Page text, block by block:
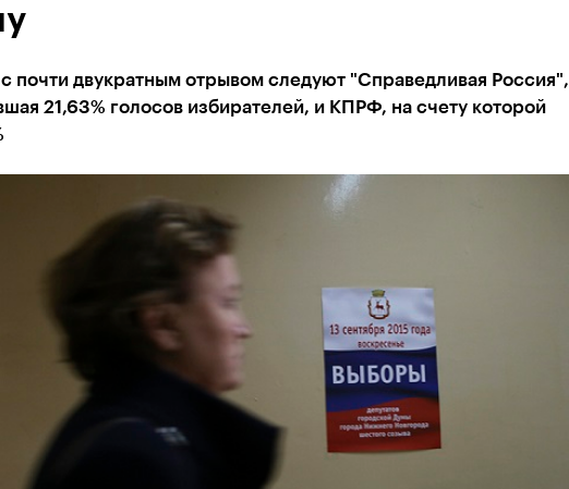
почти двукратным отрывом следуют "Справедливая Россия",
21,63% голосов избирателей, и КПРФ, на счету которой